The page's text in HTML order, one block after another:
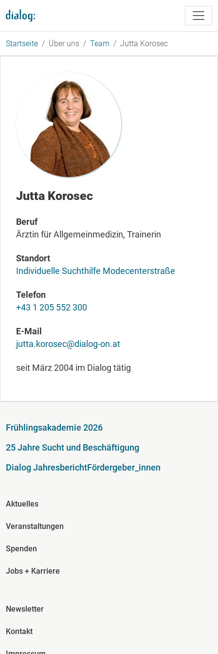
Startseite Über uns Team Jutta Korosec
Jutta Korosec
Beruf
Ärztin für Allgemeinmedizin, Trainerin
Standort
Individuelle Suchthilfe Modecenterstraße
Telefon
+43 1 205 552 300
E-Mail
jutta.korosec@dialog-on.at
seit März 2004 im Dialog tätig
Fußzeile
Frühlingsakademie 2026
25 Jahre Sucht und Beschäftigung
Dialog JahresberichtFördergeber_innen
Fusszeile Spalte 2
Aktuelles
Veranstaltungen
Spenden
Jobs + Karriere
Fusszeile Spalte 3
Newsletter
Kontakt